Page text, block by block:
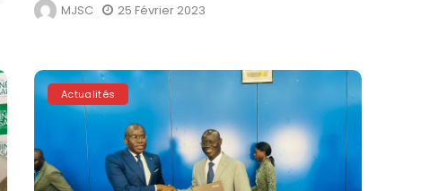
MJSC 25 Février 2023
Actualités